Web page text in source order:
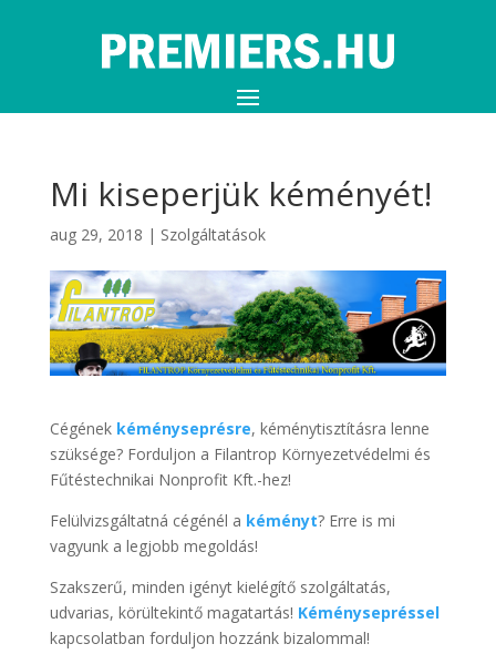
Mi kiseperjük kéményét!
aug 29, 2018 | Szolgáltatások
Cégének kéményseprésre, kéménytisztításra lenne
szüksége? Forduljon a Filantrop Környezetvédelmi és
Fűtéstechnikai Nonprofit Kft.-hez!
Felülvizsgáltatná cégénél a kéményt? Erre is mi
vagyunk a legjobb megoldás!
Szakszerű, minden igényt kielégítő szolgáltatás,
udvarias, körültekintő magatartás! Kéménysepréssel
kapcsolatban forduljon hozzánk bizalommal!